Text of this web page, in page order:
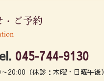
・ご予約
045-744-9130
20:00（休診：木曜・日曜午後）